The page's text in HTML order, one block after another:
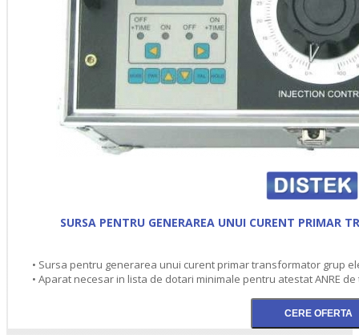
SURSA PENTRU GENERAREA UNUI CURENT PRIMAR
• Sursa pentru generarea unui curent primar transformator grup
• Aparat necesar in lista de dotari minimale pentru atestat ANRE de